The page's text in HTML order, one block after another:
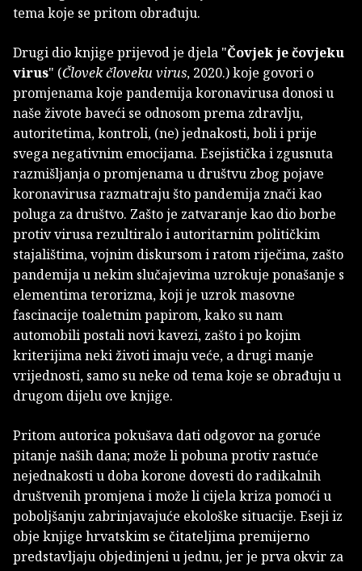
tema koje se pritom obrađuju.
Drugi dio knjige prijevod je djela "Čovjek je čovjeku
virus" (Človek človeku virus, 2020.) koje govori o
promjenama koje pandemija koronavirusa donosi u
naše živote baveći se odnosom prema zdravlju,
autoritetima, kontroli, (ne) jednakosti, boli i prije
svega negativnim emocijama. Esejistička i zgusnuta
razmišljanja o promjenama u društvu zbog pojave
koronavirusa razmatraju što pandemija znači kao
poluga za društvo. Zašto je zatvaranje kao dio borbe
protiv virusa rezultiralo i autoritarnim političkim
stajalištima, vojnim diskursom i ratom riječima, zašto
pandemija u nekim slučajevima uzrokuje ponašanje s
elementima terorizma, koji je uzrok masovne
fascinacije toaletnim papirom, kako su nam
automobili postali novi kavezi, zašto i po kojim
kriterijima neki životi imaju veće, a drugi manje
vrijednosti, samo su neke od tema koje se obrađuju u
drugom dijelu ove knjige.
Pritom autorica pokušava dati odgovor na goruće
pitanje naših dana; može li pobuna protiv rastuće
nejednakosti u doba korone dovesti do radikalnih
društvenih promjena i može li cijela kriza pomoći u
poboljšanju zabrinjavajuće ekološke situacije. Eseji iz
obje knjige hrvatskim se čitateljima premijerno
predstavljaju objedinjeni u jednu, jer je prva okvir za